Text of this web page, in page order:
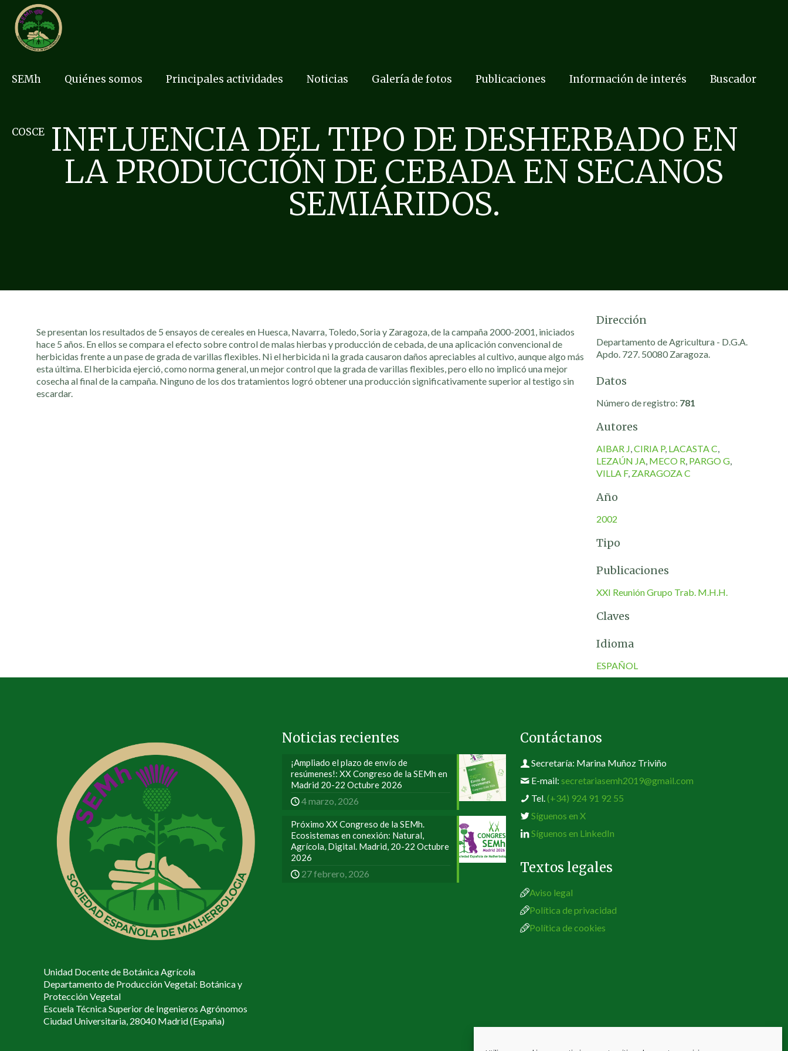
SEMh Quiénes somos Principales actividades Noticias Galería de fotos Publicaciones Información de interés Buscador
COSCE INFLUENCIA DEL TIPO DE DESHERBADO EN
LA PRODUCCIÓN DE CEBADA EN SECANOS
SEMIÁRIDOS.
Se presentan los resultados de 5 ensayos de cereales en Huesca, Navarra, Toledo, Soria y Zaragoza, de la campaña 2000-2001, iniciados
hace 5 años. En ellos se compara el efecto sobre control de malas hierbas y producción de cebada, de una aplicación convencional de
herbicidas frente a un pase de grada de varillas flexibles. Ni el herbicida ni la grada causaron daños apreciables al cultivo, aunque algo más
esta última. El herbicida ejerció, como norma general, un mejor control que la grada de varillas flexibles, pero ello no implicó una mejor
cosecha al final de la campaña. Ninguno de los dos tratamientos logró obtener una producción significativamente superior al testigo sin
escardar.
Dirección
Departamento de Agricultura - D.G.A.
Apdo. 727. 50080 Zaragoza.
Datos
Número de registro: 781
Autores
AIBAR J,CIRIA P, LACASTA C,
LEZAÚN JA, MECO R, PARGO G,
VILLA F, ZARAGOZA C
Año
2002
Tipo
Publicaciones
XXI Reunión Grupo Trab. M.H.H.
Claves
Idioma
ESPAÑOL
Unidad Docente de Botánica Agrícola
Departamento de Producción Vegetal: Botánica y
Protección Vegetal
Escuela Técnica Superior de Ingenieros Agrónomos
Ciudad Universitaria, 28040 Madrid (España)
Noticias recientes
¡Ampliado el plazo de envío de
resúmenes!: XX Congreso de la SEMh en
Madrid 20-22 Octubre 2026
4 marzo, 2026
Próximo XX Congreso de la SEMh.
Ecosistemas en conexión: Natural,
Agrícola, Digital. Madrid, 20-22 Octubre
2026
27 febrero, 2026
Contáctanos
Secretaría: Marina Muñoz Triviño
E-mail: secretariasemh2019@gmail.com
Tel. (+34) 924 91 92 55
Síguenos en X
Síguenos en LinkedIn
Textos legales
Aviso legal
Política de privacidad
Política de cookies